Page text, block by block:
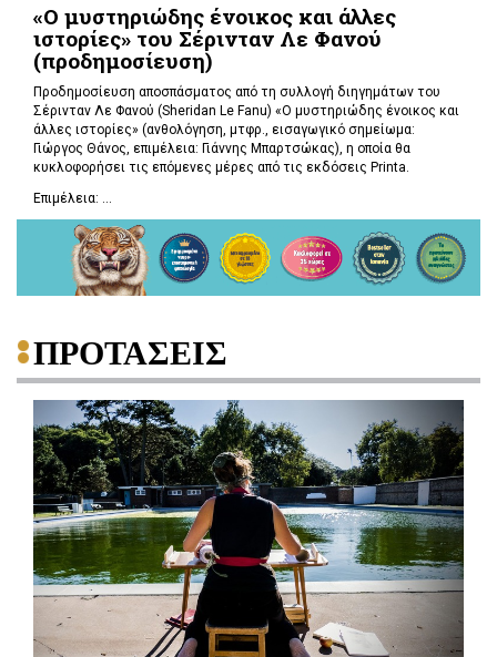
«Ο μυστηριώδης ένοικος και άλλες
ιστορίες» του Σέρινταν Λε Φανού
(προδημοσίευση)
Προδημοσίευση αποσπάσματος από τη συλλογή διηγημάτων του
Σέρινταν Λε Φανού (Sheridan Le Fanu) «Ο μυστηριώδης ένοικος και
άλλες ιστορίες» (ανθολόγηση, μτφρ., εισαγωγικό σημείωμα:
Γιώργος Θάνος, επιμέλεια: Γιάννης Μπαρτσώκας), η οποία θα
κυκλοφορήσει τις επόμενες μέρες από τις εκδόσεις Printa.
Επιμέλεια: ...
ΠΡΟΤΑΣΕΙΣ